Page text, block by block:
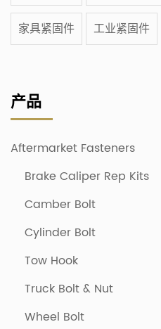
家具紧固件 工业紧固件
产品
Aftermarket Fasteners
Brake Caliper Rep Kits
Camber Bolt
Cylinder Bolt
Tow Hook
Truck Bolt & Nut
Wheel Bolt